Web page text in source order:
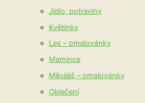
Jídlo, potraviny
Květinky
Les – omalovánky
Mamince
Mikuláš – omalovánky
Oblečení